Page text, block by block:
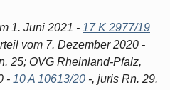
1. Juni 2021 - 17 K 2977/19
vom 7. Dezember 2020 -
25; OVG Rheinland-Pfalz,
- 10 A 10613/20 -, juris Rn. 29.